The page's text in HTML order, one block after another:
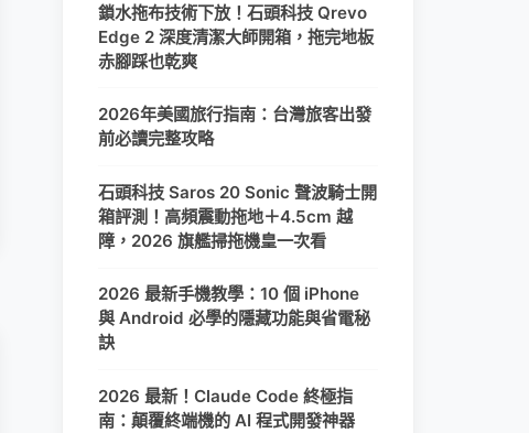
鎖水拖布技術下放！石頭科技 Qrevo
Edge 2 深度清潔大師開箱，拖完地板
赤腳踩也乾爽
2026年美國旅行指南：台灣旅客出發
前必讀完整攻略
石頭科技 Saros 20 Sonic 聲波騎士開
箱評測！高頻震動拖地＋4.5cm 越
障，2026 旗艦掃拖機皇一次看
2026 最新手機教學：10 個 iPhone
與 Android 必學的隱藏功能與省電秘
訣
2026 最新！Claude Code 終極指
南：顛覆終端機的 AI 程式開發神器